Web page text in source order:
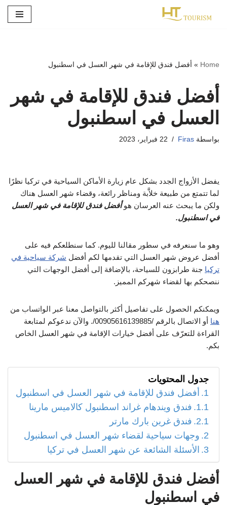
Home
» أفضل فندق للإقامة في شهر العسل في اسطنبول
أفضل فندق للإقامة في شهر
العسل في اسطنبول
بواسطة Firas 22 فبراير، 2023
يفضل الأزواج الجدد بشكل عام زيارة الأماكن السياحية في تركيا نظرًا
لما تتمتع من طبيعة خلاَّبة ومناظر رائعة، وقضاء شهر العسل هناك
ولكن ما يبحث عنه العرسان هوأفضل فندق للإقامة في شهر العسل
في اسطنبول.
وهو ما سنعرفه في سطور مقالنا لليوم. كما سنطلعكم فيه على
أفضل عروض شهر العسل التي تقدمها لكم أفضل شركة سياحية في
تركيا جنة طرابزون للسياحة، بالإضافة إلى أفضل الوجهات التي
ننصحكم بها لقضاء شهركم المميز.
ويمكنكم الحصول على تفاصيل أكثر بالتواصل معنا عبر الواتساب من
هنا
أو الاتصال بالرقم /00905616139885/. والآن ندعوكم لمتابعة
القراءة للتعرّف على أفضل خيارات الإقامة في شهر العسل الخاص
بكم.
جدول المحتويات
أفضل فندق للإقامة في شهر العسل في اسطنبول
فندق ويندهام غراند اسطنبول كالاميس مارينا
فندق غرين بارك مارتر
وجهات سياحية لقضاء شهر العسل في اسطنبول
الأسئلة الشائعة عن شهر العسل في تركيا
أفضل فندق للإقامة في شهر العسل
في اسطنبول